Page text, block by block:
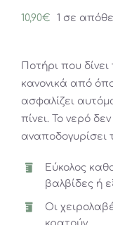
10,90€ 1 σε
Ποτήρι που
κανονικά από
ασφαλίζει
πίνει. Το νερό
αναποδογυρίσει
Εύκολος
βαλβίδες ή
Οι